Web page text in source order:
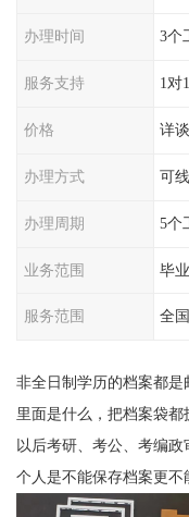
办理时间 3个
服务支持 1对
价格 详谈
办理方式 可
办理周期 5个
业务范围 毕
服务范围 全国
非全日制学历的档案都
里面是什么，把档案袋
以后考研、考公、考编政
个人是不能保存档案更不